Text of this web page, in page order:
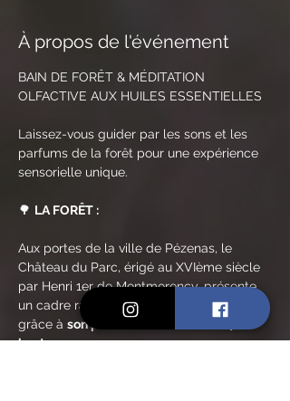
À propos de l'événement
BAIN DE FORÊT & MÉDITATION
OLFACTIVE AUX HUILES ESSENTIELLES
Laissez-vous guider par les sons et les
parfums de la forêt pour une expérience
sensorielle unique.
🌳 LA FORÊT :
Aux portes de la ville de Pézenas, le
Château du Parc, érigé au XVIème siècle
par Henri 1er de Montmorency, présente
un cadre rare et unique, notamment
grâce à son parc méditerranéen de 70
hectares.